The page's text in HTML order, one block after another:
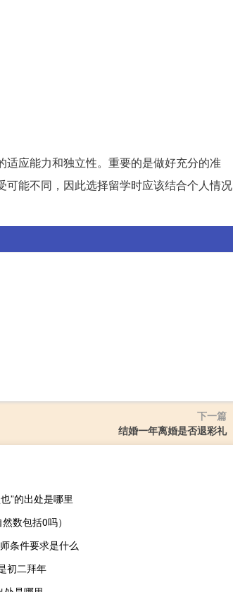
应能力和独立性。重要的是做好充分的准
能不同，因此选择留学时应该结合个人情况
下一篇
结婚一年离婚是否退彩礼
”的出处是哪里
数包括0吗）
条件要求是什么
初二拜年